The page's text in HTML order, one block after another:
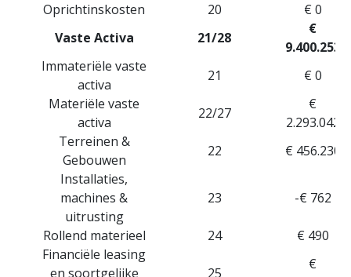
Oprichtinskosten 20
€ 0
Vaste Activa
21/28
€
9.400.253
Immateriële vaste
activa
21
€ 0
Materiële vaste
activa
22/27
€
2.293.042
Terreinen &
Gebouwen
22
€ 456.230
Installaties,
machines &
uitrusting
23 -€ 762
Rollend materieel 24
€ 490
Financiële leasing
en soortgelijke
25
€